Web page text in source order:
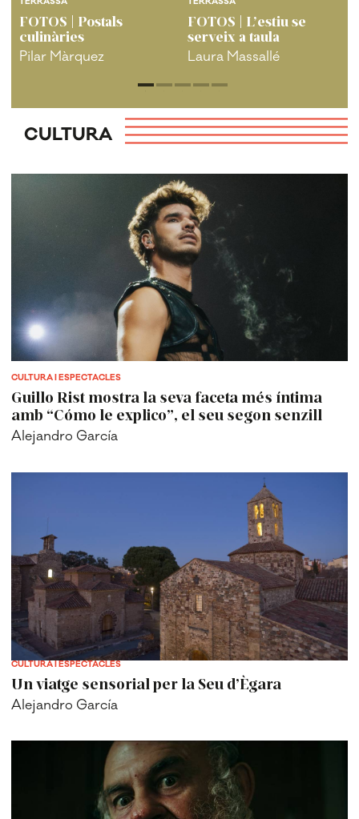
FOTOS | Postals
culinàries
Pilar Màrquez
FOTOS | L’estiu se
serveix a taula
Laura Massallé
CULTURA
CULTURA I ESPECTACLES
Guillo Rist mostra la seva faceta més íntima
amb “Cómo le explico”, el seu segon senzill
Alejandro García
CULTURA I ESPECTACLES
Un viatge sensorial per la Seu d’Ègara
Alejandro García